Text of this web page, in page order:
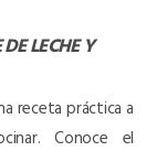
LECHE Y
receta práctica a
Conoce el